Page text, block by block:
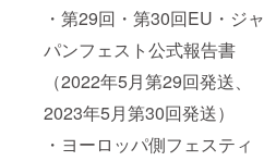
・第29回・第30回EU・ジャ
パンフェスト公式報告書
（2022年5月第29回発送、
2023年5月第30回発送）
・ヨーロッパ側フェスティ